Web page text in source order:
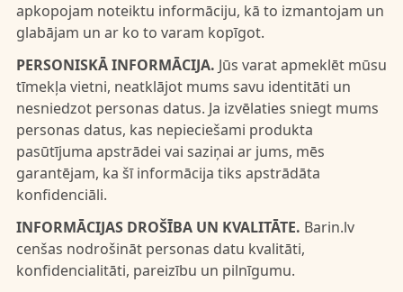
apkopojam noteiktu informāciju, kā to izmantojam un
glabājam un ar ko to varam kopīgot.
PERSONISKĀ INFORMĀCIJA. Jūs varat apmeklēt mūsu
tīmekļa vietni, neatklājot mums savu identitāti un
nesniedzot personas datus. Ja izvēlaties sniegt mums
personas datus, kas nepieciešami produkta
pasūtījuma apstrādei vai saziņai ar jums, mēs
garantējam, ka šī informācija tiks apstrādāta
konfidenciāli.
INFORMĀCIJAS DROŠĪBA UN KVALITĀTE. Barin.lv
cenšas nodrošināt personas datu kvalitāti,
konfidencialitāti, pareizību un pilnīgumu.